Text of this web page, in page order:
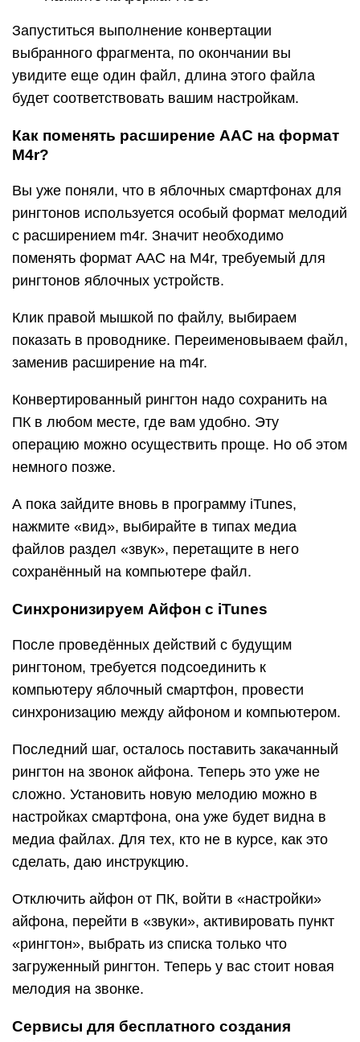
Запуститься выполнение конвертации
выбранного фрагмента, по окончании вы
увидите еще один файл, длина этого файла
будет соответствовать вашим настройкам.
Как поменять расширение ААС на формат
M4r?
Вы уже поняли, что в яблочных смартфонах для
рингтонов используется особый формат мелодий
с расширением m4r. Значит необходимо
поменять формат AAC на M4r, требуемый для
рингтонов яблочных устройств.
Клик правой мышкой по файлу, выбираем
показать в проводнике. Переименовываем файл,
заменив расширение на m4r.
Конвертированный рингтон надо сохранить на
ПК в любом месте, где вам удобно. Эту
операцию можно осуществить проще. Но об этом
немного позже.
А пока зайдите вновь в программу iTunes,
нажмите «вид», выбирайте в типах медиа
файлов раздел «звук», перетащите в него
сохранённый на компьютере файл.
Синхронизируем Айфон c iTunes
После проведённых действий с будущим
рингтоном, требуется подсоединить к
компьютеру яблочный смартфон, провести
синхронизацию между айфоном и компьютером.
Последний шаг, осталось поставить закачанный
рингтон на звонок айфона. Теперь это уже не
сложно. Установить новую мелодию можно в
настройках смартфона, она уже будет видна в
медиа файлах. Для тех, кто не в курсе, как это
сделать, даю инструкцию.
Отключить айфон от ПК, войти в «настройки»
айфона, перейти в «звуки», активировать пункт
«рингтон», выбрать из списка только что
загруженный рингтон. Теперь у вас стоит новая
мелодия на звонке.
Сервисы для бесплатного создания